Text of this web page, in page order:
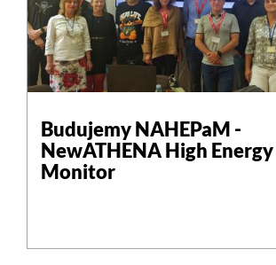
Budujemy NAHEPaM -
NewATHENA High
Monitor